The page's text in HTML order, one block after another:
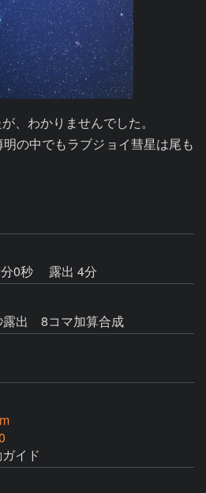
、わかりませんでした。
の中でもラブジョイ彗星は尾も
0秒
露出 4分
出 8コマ加算合成
イド